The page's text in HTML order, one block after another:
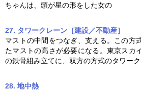
ちゃんは、頭が星の形をした女の
27. タワークレーン［建設／不動産］
マストの中間をつなぎ、支える。この方
たマストの高さが必要になる。 東京スカ
の鉄骨組み立てに、双方の方式のタワー
28. 地中熱